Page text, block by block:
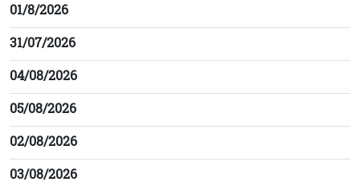
01/8/2026
31/07/2026
04/08/2026
05/08/2026
02/08/2026
03/08/2026